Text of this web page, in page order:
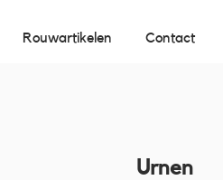
Rouwartikelen Contact
Urnen